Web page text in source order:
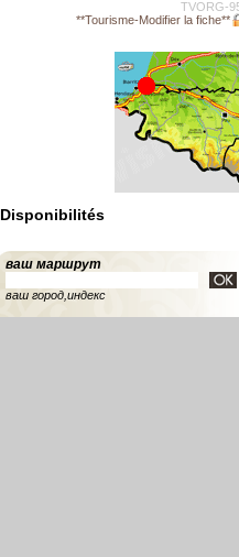
TVORG-
**Tourisme-Modifier la fiche**
Disponibilités
ваш маршрут
ваш город,индекс